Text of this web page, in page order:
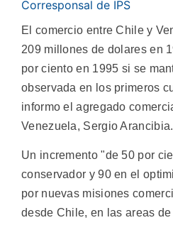
Corresponsal de IPS
El comercio entre Chile y
209 millones de dolares en
por ciento en 1995 si se
observada en los primeros
informo el agregado
Venezuela, Sergio Arancibia.
Un incremento "de 50 por
conservador y 90 en el
por nuevas misiones
desde Chile, en las areas